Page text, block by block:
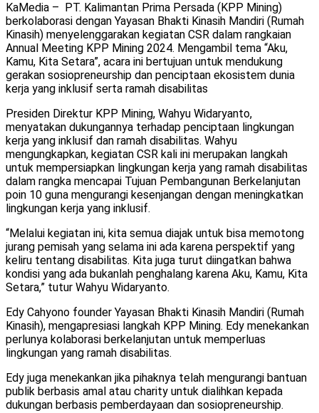
KaMedia – PT. Kalimantan Prima Persada (KPP Mining)
berkolaborasi dengan Yayasan Bhakti Kinasih Mandiri (Rumah
Kinasih) menyelenggarakan kegiatan CSR dalam rangkaian
Annual Meeting KPP Mining 2024. Mengambil tema “Aku,
Kamu, Kita Setara”, acara ini bertujuan untuk mendukung
gerakan sosiopreneurship dan penciptaan ekosistem dunia
kerja yang inklusif serta ramah disabilitas
Presiden Direktur KPP Mining, Wahyu Widaryanto,
menyatakan dukungannya terhadap penciptaan lingkungan
kerja yang inklusif dan ramah disabilitas. Wahyu
mengungkapkan, kegiatan CSR kali ini merupakan langkah
untuk mempersiapkan lingkungan kerja yang ramah disabilitas
dalam rangka mencapai Tujuan Pembangunan Berkelanjutan
poin 10 guna mengurangi kesenjangan dengan meningkatkan
lingkungan kerja yang inklusif.
“Melalui kegiatan ini, kita semua diajak untuk bisa memotong
jurang pemisah yang selama ini ada karena perspektif yang
keliru tentang disabilitas. Kita juga turut diingatkan bahwa
kondisi yang ada bukanlah penghalang karena Aku, Kamu, Kita
Setara,” tutur Wahyu Widaryanto.
Edy Cahyono founder Yayasan Bhakti Kinasih Mandiri (Rumah
Kinasih), mengapresiasi langkah KPP Mining. Edy menekankan
perlunya kolaborasi berkelanjutan untuk memperluas
lingkungan yang ramah disabilitas.
Edy juga menekankan jika pihaknya telah mengurangi bantuan
publik berbasis amal atau charity untuk dialihkan kepada
dukungan berbasis pemberdayaan dan sosiopreneurship.